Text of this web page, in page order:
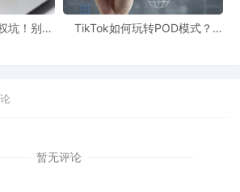
即使是已经积累200+评论的新品，在
计，投入产出比严重失衡。
坑！别让
TikTok如何玩转POD模式？
暂无评论